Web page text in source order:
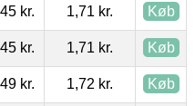
kr. 1,71 kr. Køb
kr. 1,71 kr. Køb
kr. 1,72 kr. Køb